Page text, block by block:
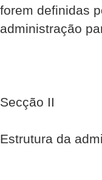
forem definidas
administração
Secção II
Estrutura da